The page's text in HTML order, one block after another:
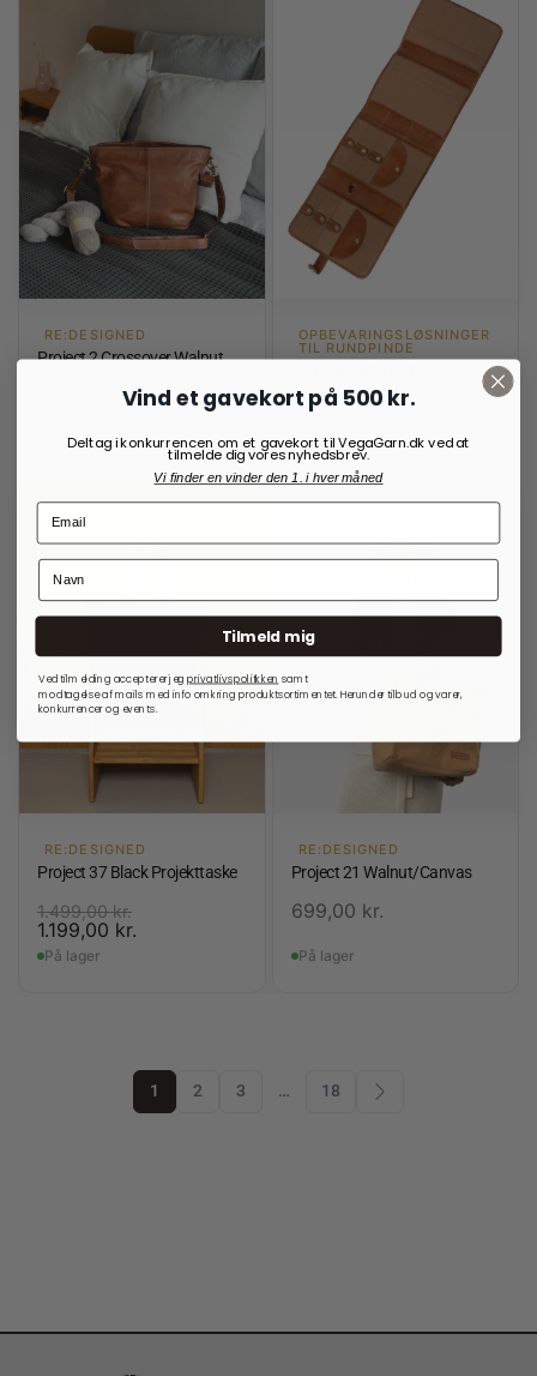
RE:DESIGNED
Project 2 Crossover Walnut
kr.
På lager
OPBEVARINGSLØSNINGER
TIL RUNDPINDE
699,00kr.
På lager
RE:DESIGNED
Project 37 Black Projekttaske
1.499,00kr.
1.199,00 kr.
På lager
RE:DESIGNED
Project 21 Walnut/Canvas
699,00 kr.
På lager
1 2 3 … 18
Vind et gavekort på 500 kr.
Deltag i konkurrencen om et gavekort til VegaGarn.dk ved at
tilmelde dig vores nyhedsbrev.
Vi finder en vinder den 1. i hver måned
Tilmeld mig
Ved tilmelding accepterer jegprivatlivspolitkken samt
modtagelse af mails med info omkring produktsortimentet. Herunder tilbud og varer,
konkurrencer og events.